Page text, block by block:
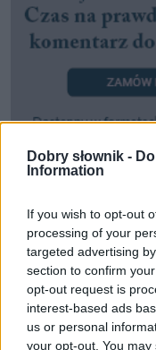
Dobry słownik -
Information
If you wish to opt-out
processing of your
targeted advertising
section to confirm
opt-out request is
interest-based ads
us or personal
your opt-out. You
Zobacz, co
Często